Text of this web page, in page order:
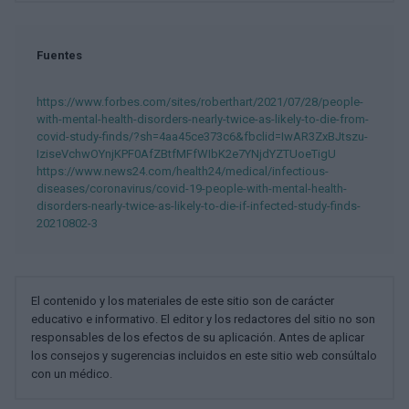
Fuentes
https://www.forbes.com/sites/roberthart/2021/07/28/people-
with-mental-health-disorders-nearly-twice-as-likely-to-die-from-
covid-study-finds/?sh=4aa45ce373c6&fbclid=IwAR3ZxBJtszu-
IziseVchwOYnjKPF0AfZBtfMFfWIbK2e7YNjdYZTUoeTigU
https://www.news24.com/health24/medical/infectious-
diseases/coronavirus/covid-19-people-with-mental-health-
disorders-nearly-twice-as-likely-to-die-if-infected-study-finds-
20210802-3
El contenido y los materiales de este sitio son de carácter
educativo e informativo. El editor y los redactores del sitio no son
responsables de los efectos de su aplicación. Antes de aplicar
los consejos y sugerencias incluidos en este sitio web consúltalo
con un médico.